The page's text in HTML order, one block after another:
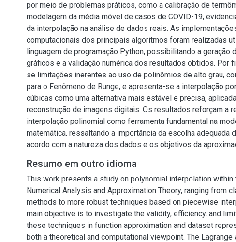
por meio de problemas práticos, como a calibração de
modelagem da média móvel de casos de COVID-19,
da interpolação na análise de dados reais. As
computacionais dos principais algoritmos foram realizadas
linguagem de programação Python, possibilitando a geração
gráficos e a validação numérica dos resultados obtidos. Por
se limitações inerentes ao uso de polinômios de alto grau,
para o Fenômeno de Runge, e apresenta-se a interpolação
cúbicas como uma alternativa mais estável e precisa,
reconstrução de imagens digitais. Os resultados reforçam a
interpolação polinomial como ferramenta fundamental na
matemática, ressaltando a importância da escolha adequada
acordo com a natureza dos dados e os objetivos da
Resumo em outro idioma
This work presents a study on polynomial interpolation
Numerical Analysis and Approximation Theory, ranging from
methods to more robust techniques based on piecewise
main objective is to investigate the validity, efficiency, and
these techniques in function approximation and dataset
both a theoretical and computational viewpoint. The Lagrange